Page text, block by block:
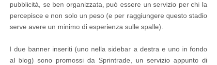
pubblicità, se ben organizzata, può essere un servizio per chi la
percepisce e non solo un peso (e per raggiungere questo stadio
serve avere un minimo di esperienza sulle spalle).
I due banner inseriti (uno nella sidebar a destra e uno in fondo
al blog) sono promossi da Sprintrade, un servizio appunto di